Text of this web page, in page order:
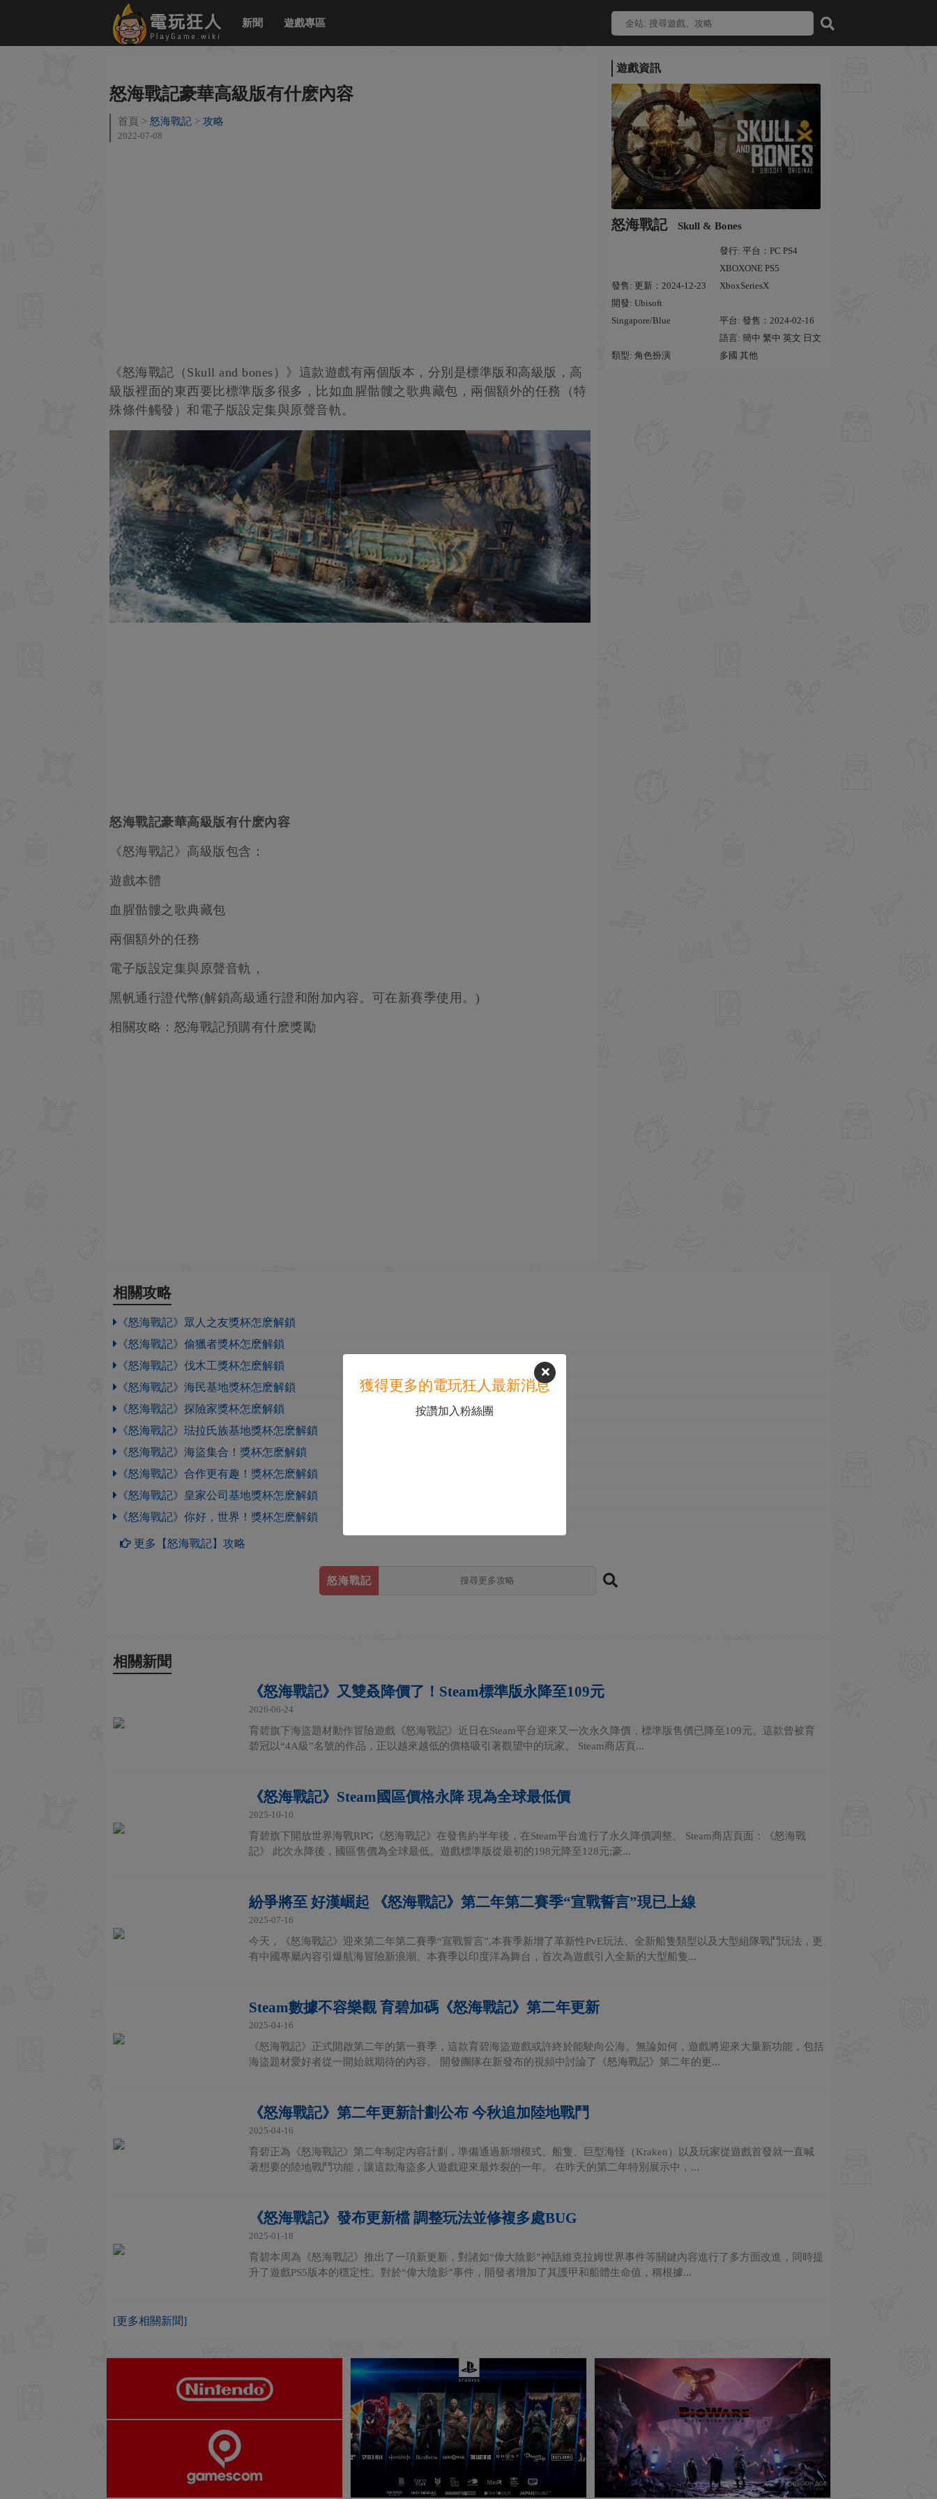
新聞 遊戲專區
遊戲資訊
怒海戰記 Skull & Bones
發售: 更新：2024-12-23
發行: 平台：PC PS4
XBOXONE PS5
XboxSeriesX
開發: Ubisoft
Singapore/Blue
平台: 發售：2024-02-16
類型: 角色扮演
語言: 簡中 繁中 英文 日文
多國 其他
怒海戰記豪華高級版有什麽內容
首頁 怒海戰記 攻略
2022-07-08
《怒海戰記（Skull and bones）》這款遊戲有兩個版本，分別是標準版和高級版，高
級版裡面的東西要比標準版多很多，比如血腥骷髏之歌典藏包，兩個額外的任務（特
殊條件觸發）和電子版設定集與原聲音軌。
怒海戰記豪華高級版有什麽內容
《怒海戰記》高級版包含：
遊戲本體
血腥骷髏之歌典藏包
兩個額外的任務
電子版設定集與原聲音軌，
黑帆通行證代幣(解鎖高級通行證和附加內容。可在新賽季使用。)
相關攻略：怒海戰記預購有什麽獎勵
相關攻略
《怒海戰記》眾人之友獎杯怎麽解鎖
《怒海戰記》偷獵者獎杯怎麽解鎖
《怒海戰記》伐木工獎杯怎麽解鎖
《怒海戰記》海民基地獎杯怎麽解鎖
《怒海戰記》探險家獎杯怎麽解鎖
《怒海戰記》琺拉氏族基地獎杯怎麽解鎖
《怒海戰記》海盜集合！獎杯怎麽解鎖
《怒海戰記》合作更有趣！獎杯怎麽解鎖
《怒海戰記》皇家公司基地獎杯怎麽解鎖
《怒海戰記》你好，世界！獎杯怎麽解鎖
更多【怒海戰記】攻略
怒海戰記
相關新聞
《怒海戰記》又雙叒降價了！Steam標準版永降至109元
2026-06-24
育碧旗下海盜題材動作冒險遊戲《怒海戰記》近日在Steam平台迎來又一次永久降價，標準版售價已降至109元。這款曾被育
碧冠以“4A級”名號的作品，正以越來越低的價格吸引著觀望中的玩家。 Steam商店頁...
《怒海戰記》Steam國區價格永降 現為全球最低價
2025-10-10
育碧旗下開放世界海戰RPG《怒海戰記》在發售約半年後，在Steam平台進行了永久降價調整。 Steam商店頁面：《怒海戰
記》 此次永降後，國區售價為全球最低。遊戲標準版從最初的198元降至128元;豪...
紛爭將至 好漢崛起 《怒海戰記》第二年第二賽季“宣戰誓言”現已上線
2025-07-16
今天，《怒海戰記》迎來第二年第二賽季“宣戰誓言”,本賽季新增了革新性PvE玩法、全新船隻類型以及大型組隊戰鬥玩法，更
有中國專屬內容引爆航海冒險新浪潮。本賽季以印度洋為舞台，首次為遊戲引入全新的大型船隻...
Steam數據不容樂觀 育碧加碼《怒海戰記》第二年更新
2025-04-16
《怒海戰記》正式開啟第二年的第一賽季，這款育碧海盜遊戲或許終於能駛向公海。無論如何，遊戲將迎來大量新功能，包括
海盜題材愛好者從一開始就期待的內容。 開發團隊在新發布的視頻中討論了《怒海戰記》第二年的更...
《怒海戰記》第二年更新計劃公布 今秋追加陸地戰鬥
2025-04-16
育碧正為《怒海戰記》第二年制定內容計劃，準備通過新增模式、船隻、巨型海怪（Kraken）以及玩家從遊戲首發就一直喊
著想要的陸地戰鬥功能，讓這款海盜多人遊戲迎來最炸裂的一年。 在昨天的第二年特別展示中，...
《怒海戰記》發布更新檔 調整玩法並修複多處BUG
2025-01-18
育碧本周為《怒海戰記》推出了一項新更新，對諸如“偉大陰影”神話維克拉姆世界事件等關鍵內容進行了多方面改進，同時提
升了遊戲PS5版本的穩定性。對於“偉大陰影”事件，開發者增加了其護甲和船體生命值，稱根據...
[更多相關新聞]
獲得更多的電玩狂人最新消息
按讚加入粉絲團